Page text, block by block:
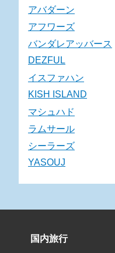
アバダーン
アフワーズ
バンダレアッバース
DEZFUL
イスファハン
KISH ISLAND
マシュハド
ラムサール
シーラーズ
YASOUJ
国内旅行